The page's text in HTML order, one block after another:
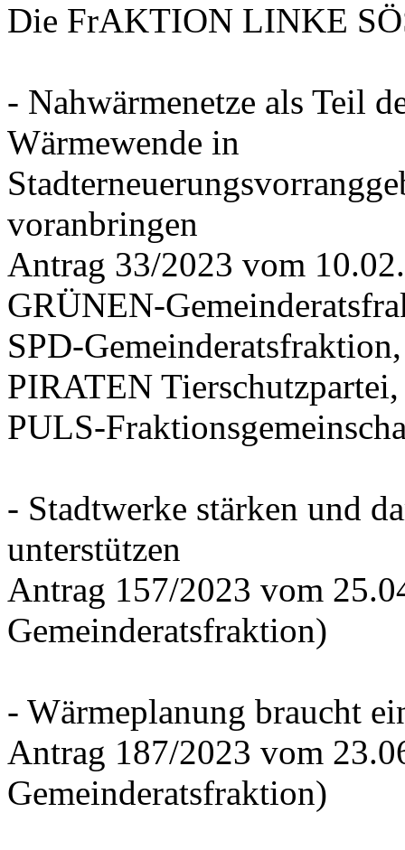
Die FrAKTION LINKE
- Nahwärmenetze als Teil
Wärmewende in
voranbringen
Antrag 33/2023 vom
GRÜNEN-
SPD-
PIRATEN Tierschutzpartei,
PULS-
- Stadtwerke stärken und
unterstützen
Antrag 157/2023 vom
Gemeinderatsfraktion)
- Wärmeplanung braucht
Antrag 187/2023 vom
Gemeinderatsfraktion)